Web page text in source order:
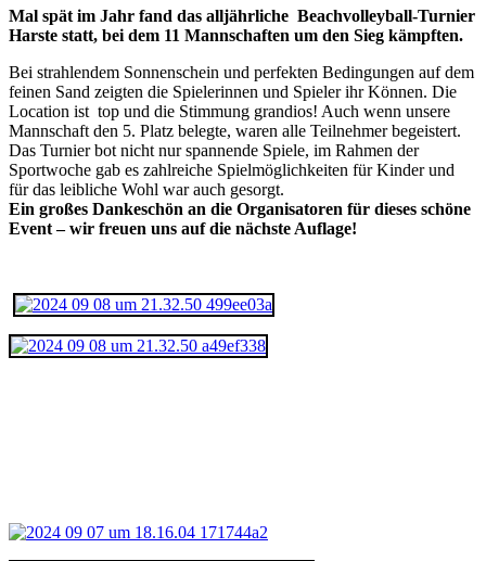
Mal spät im Jahr fand das alljährliche Beachvolleyball-Turnier
Harste statt, bei dem 11 Mannschaften um den Sieg kämpften.
Bei strahlendem Sonnenschein und perfekten Bedingungen auf dem
feinen Sand zeigten die Spielerinnen und Spieler ihr Können. Die
Location ist top und die Stimmung grandios! Auch wenn unsere
Mannschaft den 5. Platz belegte, waren alle Teilnehmer begeistert.
Das Turnier bot nicht nur spannende Spiele, im Rahmen der
Sportwoche gab es zahlreiche Spielmöglichkeiten für Kinder und
für das leibliche Wohl war auch gesorgt.
Ein großes Dankeschön an die Organisatoren für dieses schöne
Event – wir freuen uns auf die nächste Auflage!